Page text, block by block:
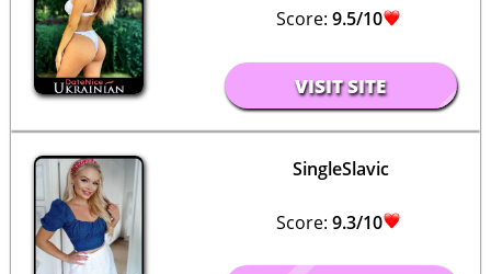
Score: 9.5/10
VISIT SITE
SingleSlavic
Score: 9.3/10